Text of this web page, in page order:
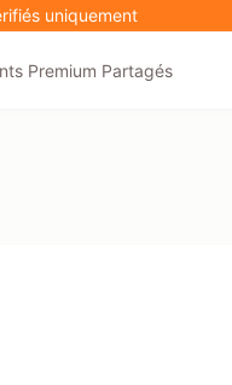
uniquement
Premium Partagés